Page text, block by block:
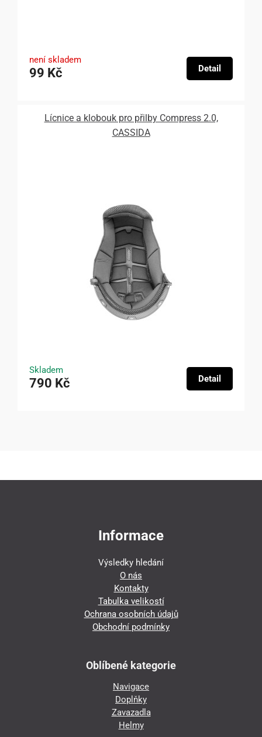
není skladem
99 Kč Detail
Lícnice a klobouk pro přilby Compress 2.0,
CASSIDA
Skladem
790 Kč Detail
Informace
Výsledky hledání
O nás
Kontakty
Tabulka velikostí
Ochrana osobních údajů
Obchodní podmínky
Oblíbené kategorie
Navigace
Doplňky
Zavazadla
Helmy